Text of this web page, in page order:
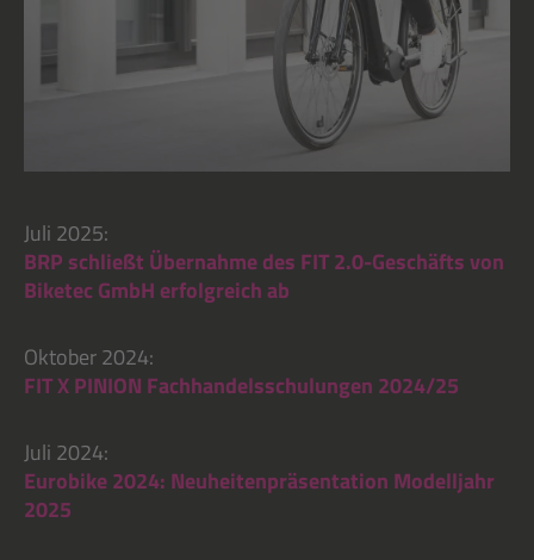
Juli 2025:
BRP schließt Übernahme des FIT 2.0-Geschäfts von
Biketec GmbH erfolgreich ab
Oktober 2024:
FIT X PINION Fachhandelsschulungen 2024/25
Juli 2024:
Eurobike 2024: Neuheitenpräsentation Modelljahr
2025